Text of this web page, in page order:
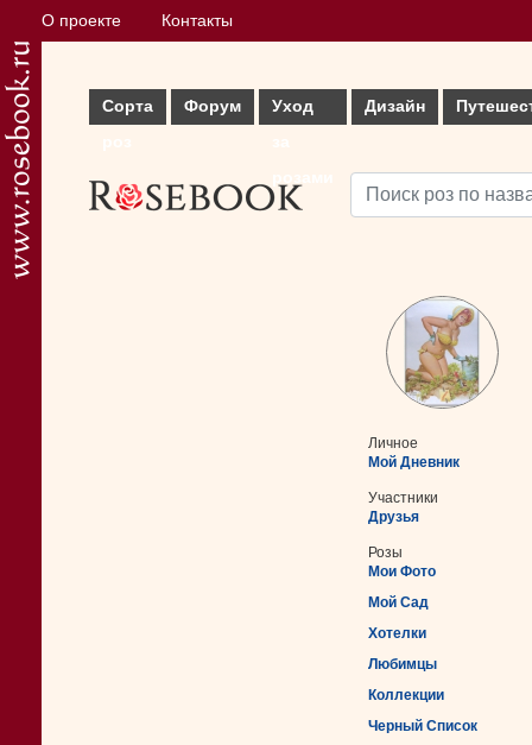
О проекте Контакты
Сорта
Форум
Уход
Дизайн
Личное
Мой Дневник
Участники
Друзья
Розы
Мои Фото
Мой Сад
Хотелки
Любимцы
Коллекции
Черный Список